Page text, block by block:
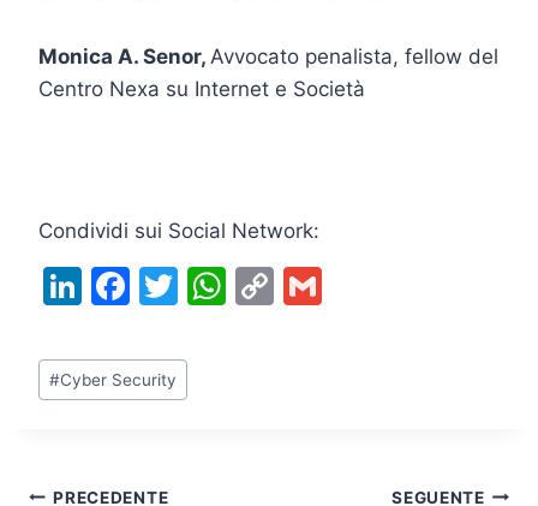
Monica A. Senor, Avvocato penalista, fellow del
Centro Nexa su Internet e Società
Condividi sui Social Network:
Li
k
e
F
c
e
T
itt
er
W C
Tag
articolo:
#Cyber Security
PRECEDENTE SEGUENTE